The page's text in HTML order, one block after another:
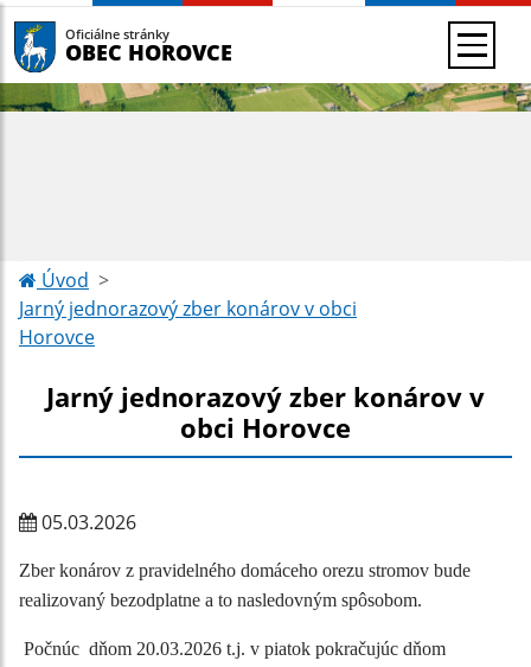
Oficiálne stránky
OBEC HOROVCE
Úvod
Jarný jednorazový zber konárov v obci
Horovce
Jarný jednorazový zber konárov v
obci Horovce
05.03.2026
Zber konárov z pravidelného domáceho orezu stromov bude
realizovaný bezodplatne a to nasledovným spôsobom.
Počnúc dňom 20.03.2026 t.j. v piatok pokračujúc dňom